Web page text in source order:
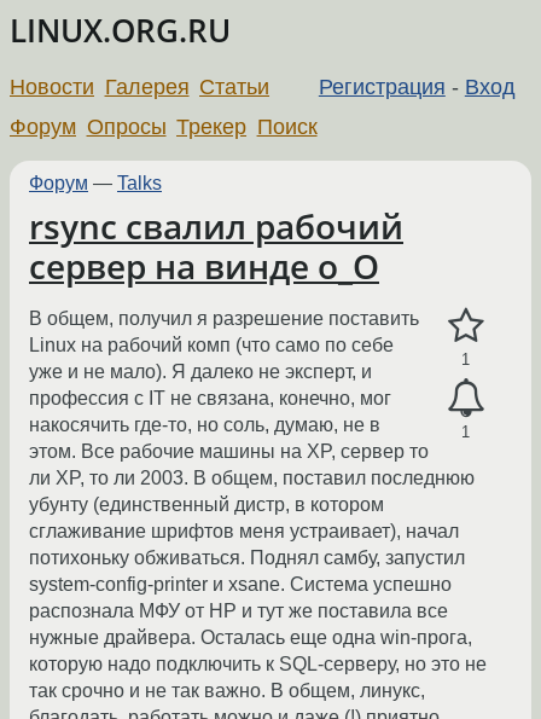
LINUX.ORG.RU
Регистрация - Вход
Новости Галерея Статьи
Форум Опросы Трекер Поиск
Форум — Talks
rsync свалил рабочий
сервер на винде o_O
1
1
В общем, получил я разрешение поставить
Linux на рабочий комп (что само по себе
уже и не мало). Я далеко не эксперт, и
профессия с IT не связана, конечно, мог
накосячить где-то, но соль, думаю, не в
этом. Все рабочие машины на XP, сервер то
ли XP, то ли 2003. В общем, поставил последнюю
убунту (единственный дистр, в котором
сглаживание шрифтов меня устраивает), начал
потихоньку обживаться. Поднял самбу, запустил
system-config-printer и xsane. Система успешно
распознала МФУ от HP и тут же поставила все
нужные драйвера. Осталась еще одна win-прога,
которую надо подключить к SQL-серверу, но это не
так срочно и не так важно. В общем, линукс,